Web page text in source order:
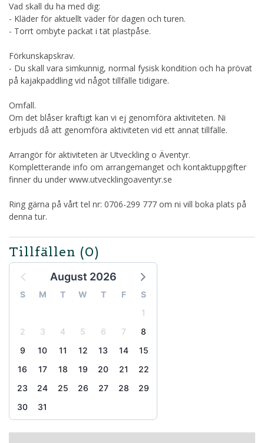
Vad skall du ha med dig:
- Kläder för aktuellt väder för dagen och turen.
- Torrt ombyte packat i tät plastpåse.
Förkunskapskrav.
- Du skall vara simkunnig, normal fysisk kondition och ha prövat
på kajakpaddling vid något tillfälle tidigare.
Omfall.
Om det blåser kraftigt kan vi ej genomföra aktiviteten. Ni
erbjuds då att genomföra aktiviteten vid ett annat tillfälle.
Arrangör för aktiviteten är Utveckling o Äventyr.
Kompletterande info om arrangemanget och kontaktuppgifter
finner du under www.utvecklingoaventyr.se
Ring gärna på vårt tel nr: 0706-299 777 om ni vill boka plats på
denna tur.
Tillfällen (0)
August 2026
S M T W T F
S
1
2
3 4 5 6 7
8
9
10 11 12 13 14
15
16
17 18 19 20 21
22
23
24 25 26 27 28
29
30
31